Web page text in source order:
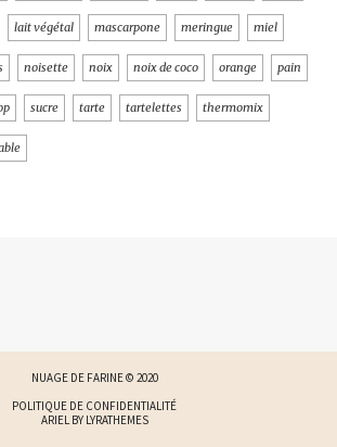
lait végétal mascarpone meringue miel
noisette noix noix de coco orange pain
sucre tarte tartelettes thermomix
NUAGE DE FARINE © 2020
POLITIQUE DE CONFIDENTIALITÉ
ARIEL BY LYRATHEMES